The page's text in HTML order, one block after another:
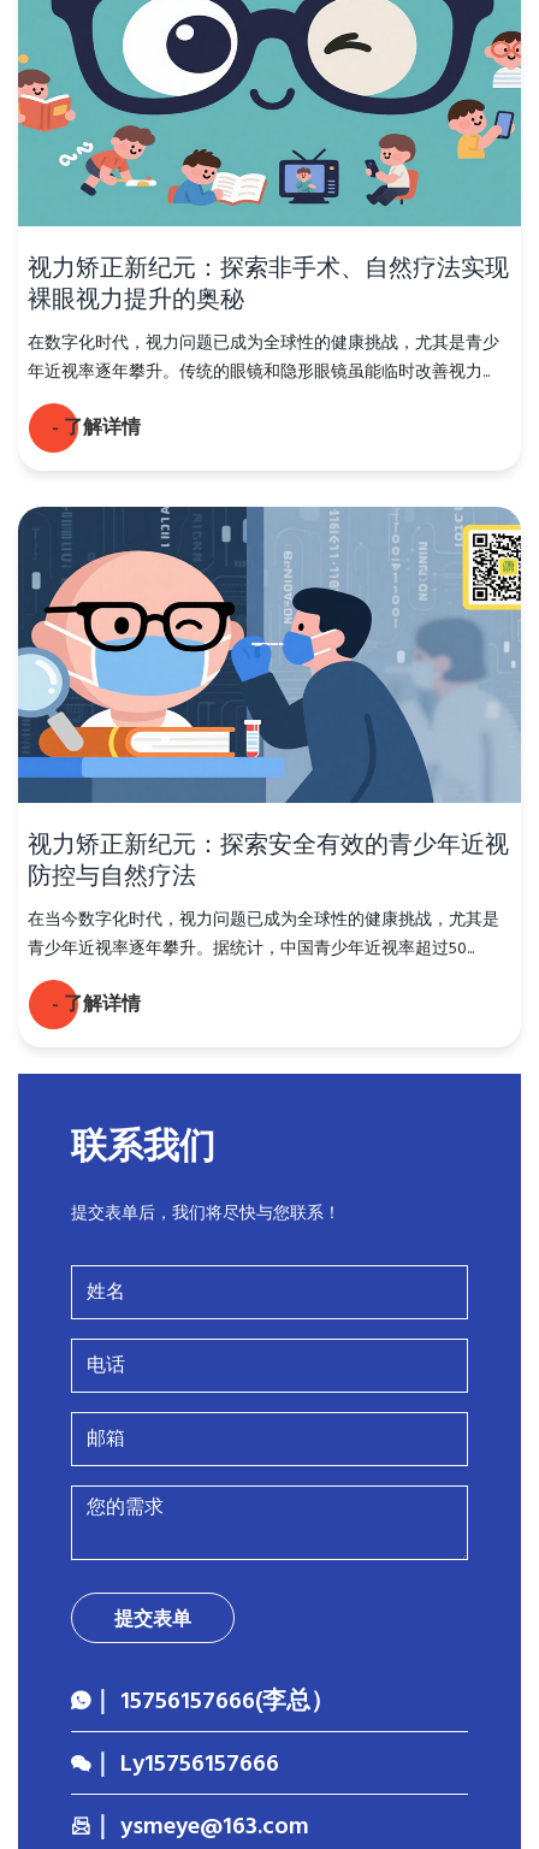
视力矫正新纪元：探索非手术、自然疗法实现
裸眼视力提升的奥秘
在数字化时代，视力问题已成为全球性的健康挑战，尤其是青少
年近视率逐年攀升。传统的眼镜和隐形眼镜虽能临时改善视力...
- 了解详情
视力矫正新纪元：探索安全有效的青少年近视
防控与自然疗法
在当今数字化时代，视力问题已成为全球性的健康挑战，尤其是
青少年近视率逐年攀升。据统计，中国青少年近视率超过50...
- 了解详情
PREV
联系我们
提交表单后，我们将尽快与您联系！
提交表单
｜ 15756157666(李总）
｜ Ly15756157666
｜ ysmeye@163.com